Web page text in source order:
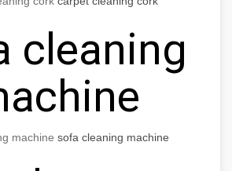
cleaning
machine sofa cleaning machine